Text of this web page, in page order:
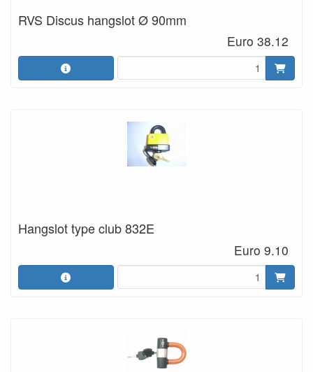
RVS Discus hangslot Ø 90mm
Euro 38.12
Hangslot type club 832E
Euro 9.10